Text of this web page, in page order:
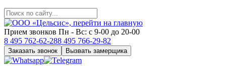
Прием звонков Пн - Вс: с 9-00 до 20-00
8 495 762-62-288 495 766-29-82
Заказать звонок Вызвать замерщика